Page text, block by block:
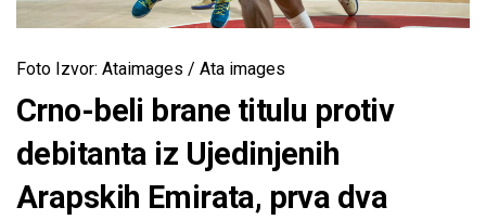
Foto Izvor: Ataimages / Ata images
Crno-beli brane titulu protiv
debitanta iz Ujedinjenih
Arapskih Emirata, prva dva